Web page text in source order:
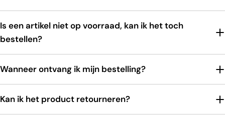
Is een artikel niet op voorraad, kan ik het toch
bestellen?
Wanneer ontvang ik mijn bestelling?
Kan ik het product retourneren?